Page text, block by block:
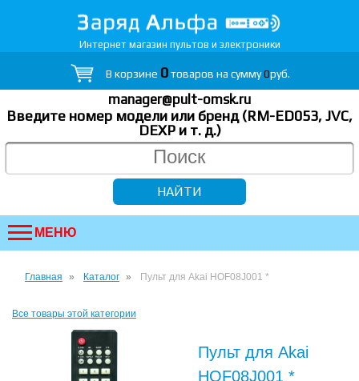
Интернет магазин пультов и электроники
В корзине 0товаров на сумму0руб.
manager@pult-omsk.ru
Введите номер модели или бренд (RM-ED053, JVC,
DEXP и т. д.)
МЕНЮ
Главная Каталог Пульт для Akai HOF08J001 *
Все товары этой категории
Пульт для Akai
HOF08J001 *